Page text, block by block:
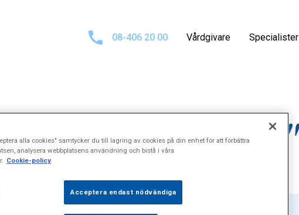
08-406 20 00 Vårdgivare Specialister
för"Eksem"
alla cookies" samtycker du till lagring av cookies på din enhet för att förbättra
analysera webbplatsens användning och bistå i våra
Cookie-policy
Acceptera endast nödvändiga